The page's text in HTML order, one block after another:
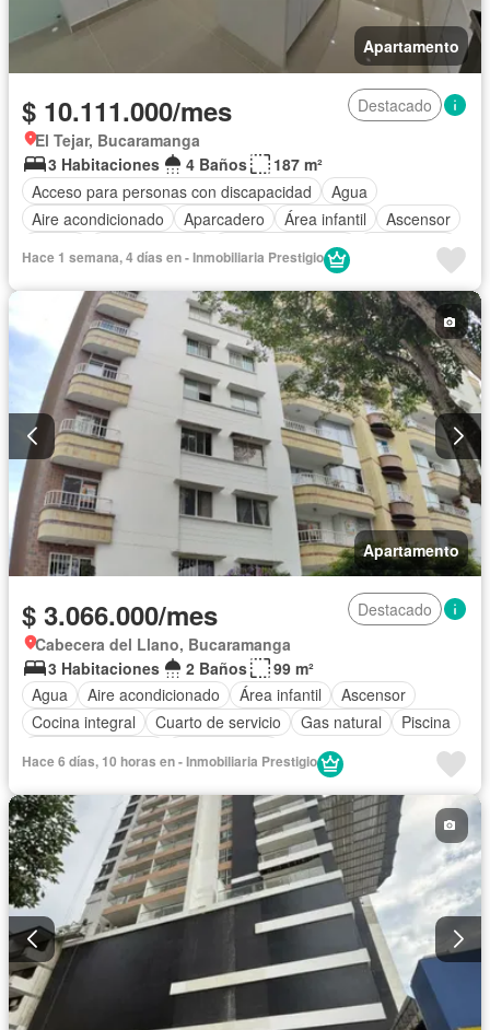
Apartamento
$ 10.111.000/mes
Destacado
El Tejar, Bucaramanga
3 Habitaciones
4 Baños
187 m²
Acceso para personas con discapacidad
Agua
Aire acondicionado
Aparcadero Área infantil
Ascensor
Cuarto de servicio
Gas natural
Permite mascotas
Permite niños
Hace 1 semana, 4 días en - Inmobiliaria Prestigio
Apartamento
$ 3.066.000/mes
Destacado
Cabecera del Llano, Bucaramanga
3 Habitaciones
2 Baños
99 m²
Agua
Aire acondicionado Área infantil
Ascensor
Cocina integral
Cuarto de servicio Gas natural
Piscina
Hace 6 días, 10 horas en - Inmobiliaria Prestigio